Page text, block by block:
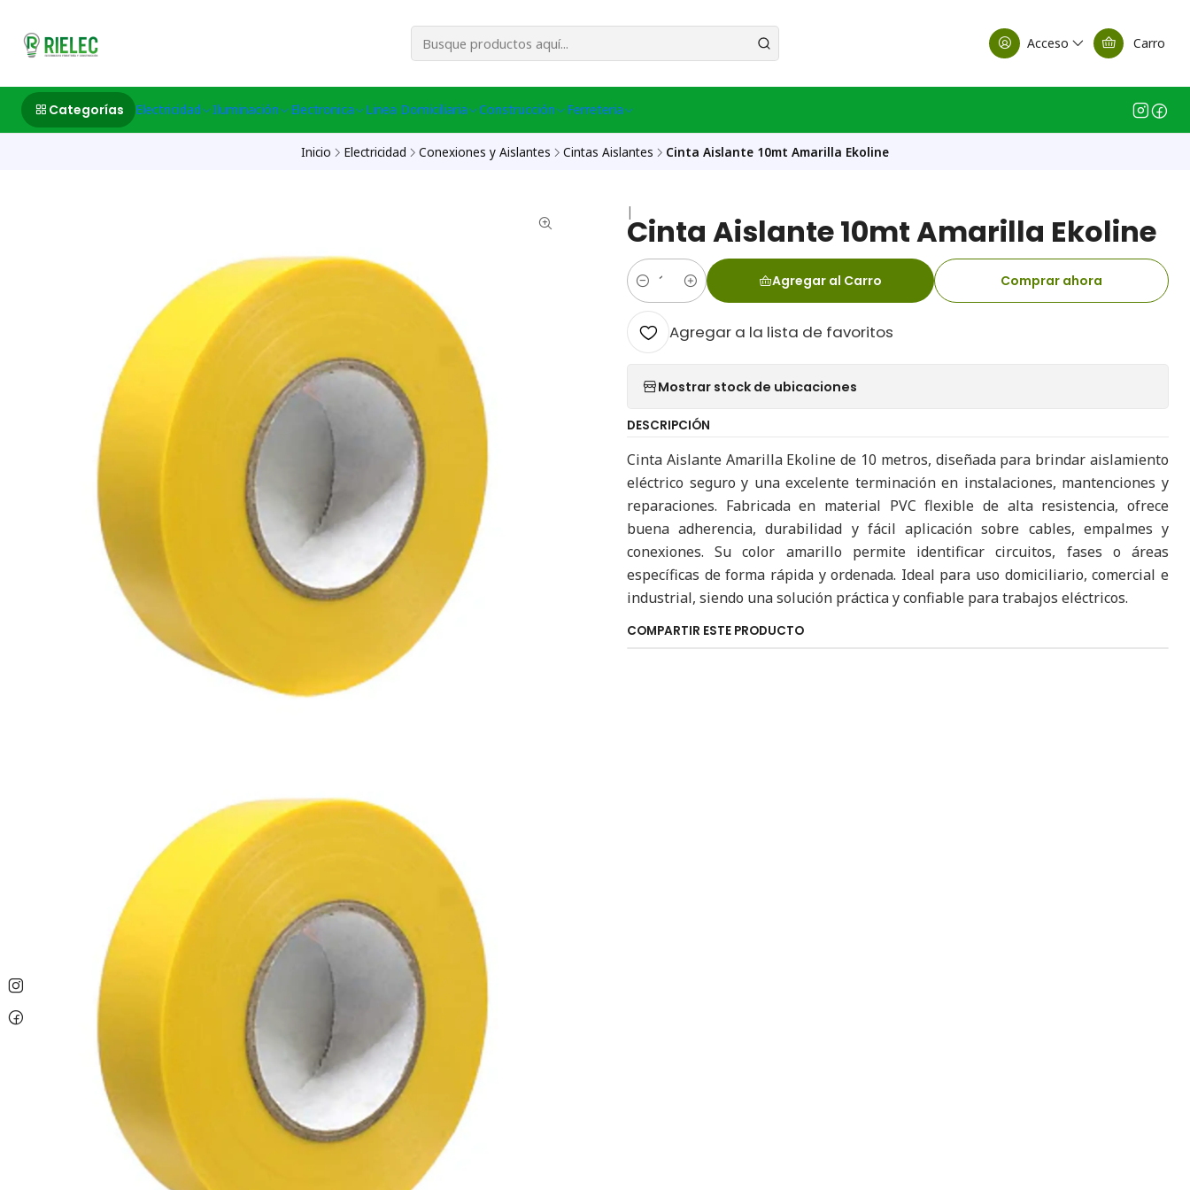
Acceso Carro
Categorías Electricidad Iluminación Electronica Linea Domiciliaria Construcción Ferreteria
Inicio Electricidad Conexiones y Aislantes Cintas Aislantes Cinta Aislante 10mt Amarilla Ekoline
|
Cinta Aislante 10mt Amarilla Ekoline
Cantidad
Agregar al Carro Comprar ahora
Agregar a la lista de favoritos
Mostrar stock de ubicaciones
DESCRIPCIÓN
Cinta Aislante Amarilla Ekoline de 10 metros, diseñada para brindar aislamiento
eléctrico seguro y una excelente terminación en instalaciones, mantenciones y
reparaciones. Fabricada en material PVC flexible de alta resistencia, ofrece
buena adherencia, durabilidad y fácil aplicación sobre cables, empalmes y
conexiones. Su color amarillo permite identificar circuitos, fases o áreas
específicas de forma rápida y ordenada. Ideal para uso domiciliario, comercial e
industrial, siendo una solución práctica y confiable para trabajos eléctricos.
COMPARTIR ESTE PRODUCTO